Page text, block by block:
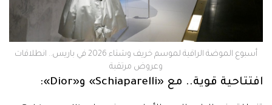
‫أسبوع الموضة الراقية لموسم خريف وشتاء 2026 في باريس.. انطلاقات
وعروض مرتقبة
افتتاحية قوية.. مع «Schiaparelli» و«Dior»: